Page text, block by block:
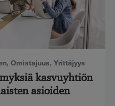
, Omistajuus, Yrittäjyys
kasvuyhtiön
asioiden